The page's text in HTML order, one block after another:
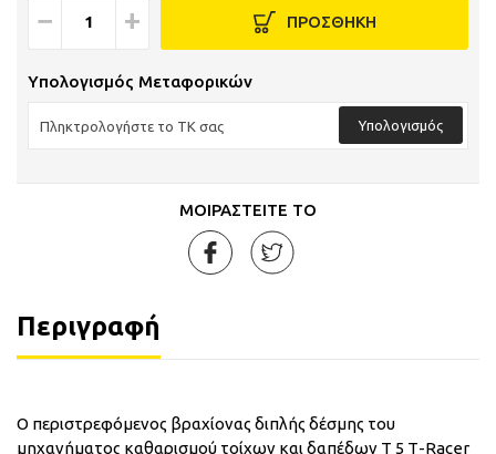
− + ΠΡΟΣΘΗΚΗ
Υπολογισμός Μεταφορικών
Υπολογισμός
ΜΟΙΡΑΣΤΕΙΤΕ ΤΟ
Περιγραφή
Ο περιστρεφόμενος βραχίονας διπλής δέσμης του
μηχανήματος καθαρισμού τοίχων και δαπέδων Τ 5 Τ-Racer